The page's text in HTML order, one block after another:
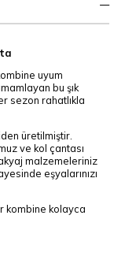
uyum
bu şık
sezon rahatlıkla
üretilmiştir.
ve kol çantası
malzemeleriniz
eşyalarınızı
kombine kolayca